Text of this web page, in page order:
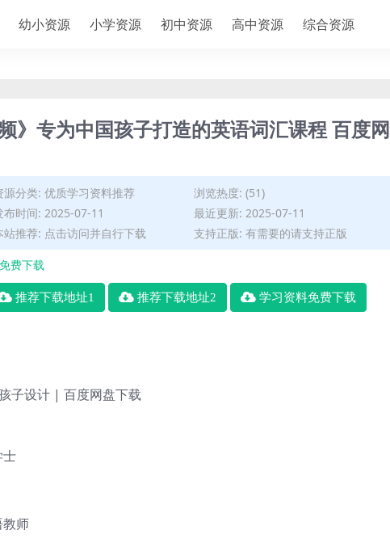
幼小资源 小学资源 初中资源 高中资源 综合资源
》专为中国孩子打造的英语词汇课程 百度网
源分类: 优质学习资料推荐
浏览热度: (51)
布时间: 2025-07-11
最近更新: 2025-07-11
站推荐: 点击访问并自行下载
支持正版: 有需要的请支持正版
免费下载
推荐下载地址1 推荐下载地址2 学习资料免费下载
子设计 | 百度网盘下载
士
师